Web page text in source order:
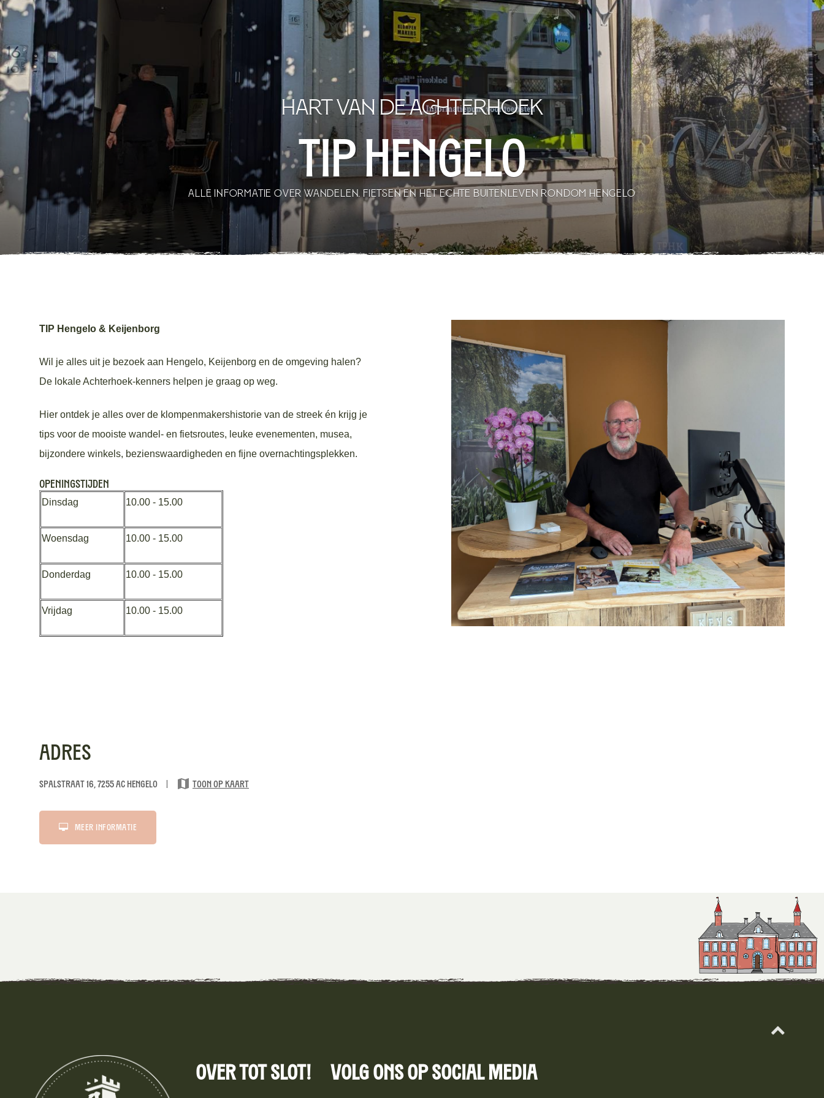
Hart van de Achterhoek
TIP Hengelo
ALLE INFORMATIE OVER WANDELEN, FIETSEN EN HET ECHTE BUITENLEVEN RONDOM HENGELO
TIP Hengelo & Keijenborg
Wil je alles uit je bezoek aan Hengelo, Keijenborg en de omgeving halen?
De lokale Achterhoek-kenners helpen je graag op weg.
Hier ontdek je alles over de klompenmakershistorie van de streek én krijg je
tips voor de mooiste wandel- en fietsroutes, leuke evenementen, musea,
bijzondere winkels, bezienswaardigheden en fijne overnachtingsplekken.
Openingstijden
Dinsdag 10.00 - 15.00
Woensdag 10.00 - 15.00
Donderdag 10.00 - 15.00
Vrijdag 10.00 - 15.00
Adres
Spalstraat 16, 7255 AC Hengelo Toon op kaart
Meer informatie
Over Tot Slot! Volg ons op social media